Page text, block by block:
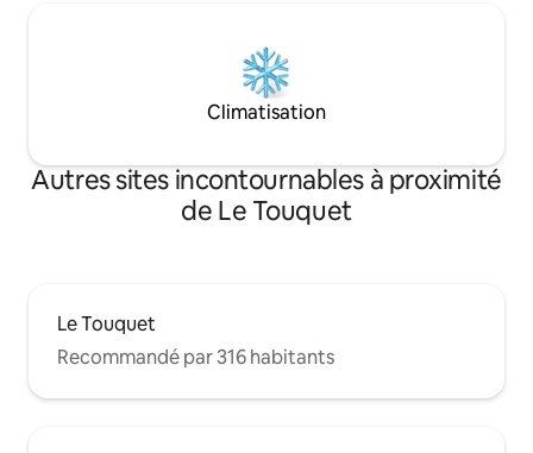
Climatisation
Autres sites incontournables à proximité
de Le Touquet
Le Touquet
Recommandé par 316 habitants